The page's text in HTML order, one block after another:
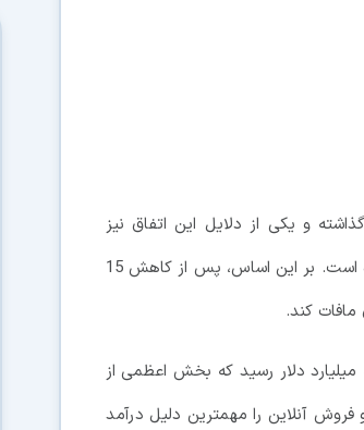
و یکی از دلایل این اتفاق نیز
اقدامات مناسب او برای فرستادن کارمندان به خانه و انجام دادن کارها از آنجا بوده است. بر این اساس، پس از کاهش 15
کند.
در ماه ژولای، اپل خبر از 90 روز فوق العاده داد به طوری که درآمدش به 59.7 میلیارد دلار رسید که بخش اعظمی از
آنلاین را مهمترین دلیل درآمد